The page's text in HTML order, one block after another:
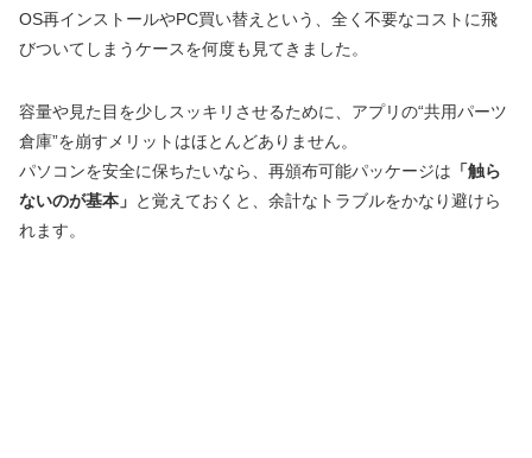
OS再インストールやPC買い替えという、全く不要なコストに飛
びついてしまうケースを何度も見てきました。
容量や見た目を少しスッキリさせるために、アプリの“共用パーツ
倉庫”を崩すメリットはほとんどありません。
パソコンを安全に保ちたいなら、再頒布可能パッケージは 「触ら
ないのが基本」 と覚えておくと、余計なトラブルをかなり避けら
れます。